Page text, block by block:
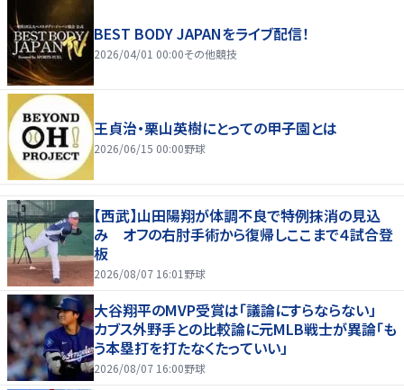
BEST BODY JAPANをライブ配信！
2026/04/01 00:00その他競技
王貞治・栗山英樹にとっての甲子園とは
2026/06/15 00:00野球
【西武】山田陽翔が体調不良で特例抹消の見込
み オフの右肘手術から復帰しここまで４試合登
板
2026/08/07 16:01 野球
大谷翔平のMVP受賞は「議論にすらならない」
カブス外野手との比較論に元MLB戦士が異論「も
う本塁打を打たなくたっていい」
2026/08/07 16:00野球